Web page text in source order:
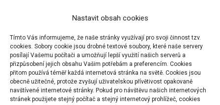
Nastavit obsah cookies
Tímto Vás informujeme, že naše stránky využívají pro svoji činnost tzv.
cookies. Sobory cookie jsou drobné textové soubory, které naše servery
posílají Vašemu počítači a umožňují lepší využití našich serverů a
přizpůsobení jejich obsahu Vašim potřebám a preferencím. Cookies
přitom používá téměř každá internetová stránka na světě. Cookies jsou
obecně užitečné, protože zvyšují uživatelskou přívětivost opakovaně
navštívené internetové stránky. Pokud pro návštěvu našich internetových
stránek použijete stejný počítač a stejný internetový prohlížeč, cookies
PO
ÚT ST ČT PÁ SO
NE
1
3
4 5 6 7 8
9
10
11 12 13 14 15
16
17
18 19 20 21 22 23